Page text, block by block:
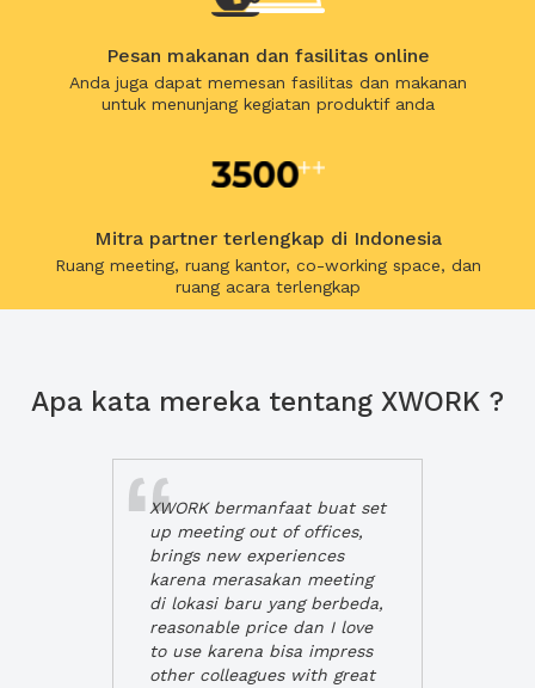
Pesan makanan dan fasilitas online
Anda juga dapat memesan fasilitas dan makanan
untuk menunjang kegiatan produktif anda
Mitra partner terlengkap di Indonesia
Ruang meeting, ruang kantor, co-working space, dan
ruang acara terlengkap
Apa kata mereka tentang XWORK ?
XWORK bermanfaat buat set
up meeting out of offices,
brings new experiences
karena merasakan meeting
di lokasi baru yang berbeda,
reasonable price dan I love
to use karena bisa impress
other colleagues with great